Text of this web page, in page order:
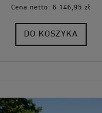
Cena netto: 6 146,95 zł
DO KOSZYKA